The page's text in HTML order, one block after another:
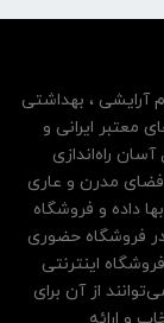
آرایشی ، بهداشتی
معتبر ایرانی و
راه‌اندازی
مدرن و عاری
داده و فروشگاه
خود را بر پایه سال‌ها تجربه از سال 1395 در فروشگاه حضوری
اینترنتی
از آن‌ برای